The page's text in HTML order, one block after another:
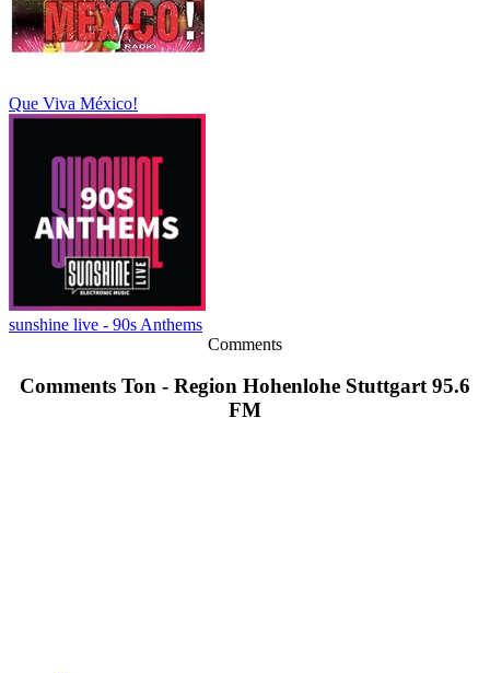
Que Viva México!
sunshine live - 90s Anthems
Comments
Comments Ton - Region Hohenlohe Stuttgart 95.6
FM